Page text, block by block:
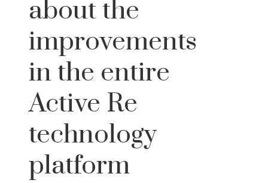
about the
improvements
in the entire
Active Re
technology
platform